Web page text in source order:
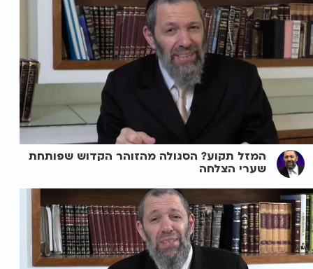
המזל תקוע? הסגולה מהזוהר הקדוש שפותחת
שערי הצלחה